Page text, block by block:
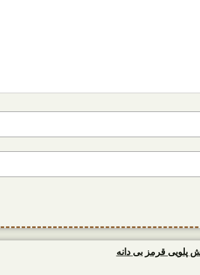
پلویی قرمز بی دانه